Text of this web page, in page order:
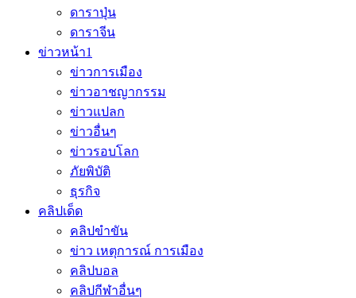
ดาราปุ่น
ดาราจีน
ข่าวหน้า1
ข่าวการเมือง
ข่าวอาชญากรรม
ข่าวแปลก
ข่าวอื่นๆ
ข่าวรอบโลก
ภัยพิบัติ
ธุรกิจ
คลิปเด็ด
คลิปขำขัน
ข่าว เหตุการณ์ การเมือง
คลิปบอล
คลิปกีฬาอื่นๆ